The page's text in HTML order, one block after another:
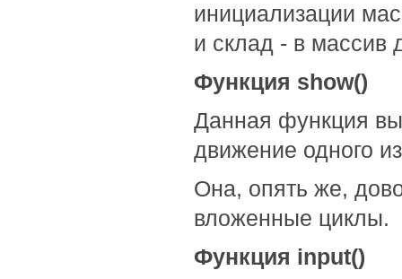
инициализации
и склад - в массив
Функция show()
Данная функция
движение одного
Она, опять же,
вложенные циклы.
Функция input()